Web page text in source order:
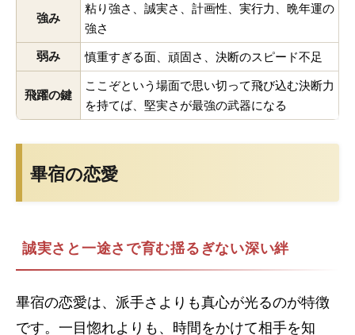
強み
粘り強さ、誠実さ、計画性、実行力、晩年運の
強さ
弱み 慎重すぎる面、頑固さ、決断のスピード不足
飛躍の鍵
ここぞという場面で思い切って飛び込む決断力
を持てば、堅実さが最強の武器になる
畢宿の恋愛
誠実さと一途さで育む揺るぎない深い絆
畢宿の恋愛は、派手さよりも真心が光るのが特徴
です。一目惚れよりも、時間をかけて相手を知